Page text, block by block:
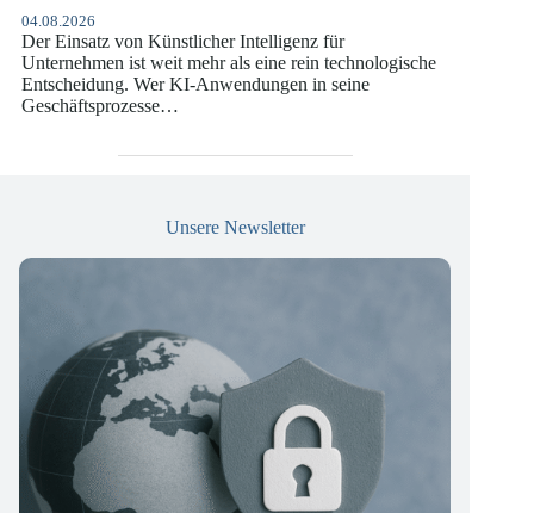
04.08.2026
Der Einsatz von Künstlicher Intelligenz für
Unternehmen ist weit mehr als eine rein technologische
Entscheidung. Wer KI-Anwendungen in seine
Geschäftsprozesse…
Unsere Newsletter